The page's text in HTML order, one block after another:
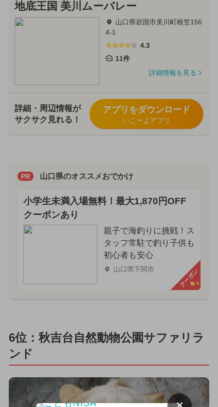
地底王国 美川ムーバレー
山口県岩国市美川町根笠156
4-1
4.3
11件
詳細情報を見る
詳細・周辺情報が
サクサク見れる！
アプリをダウンロード
いこーよアプリ
PR 山口県のオススメおでかけ
小学生未満入場無料！最大1,870円OFF
クーポンあり
親子で海釣りに挑戦！ス
タッフ常駐で釣り子供も
初心者も安心
山口県下関市 クーポン
6位：秋吉台自然動物公園サファリラ
ンド